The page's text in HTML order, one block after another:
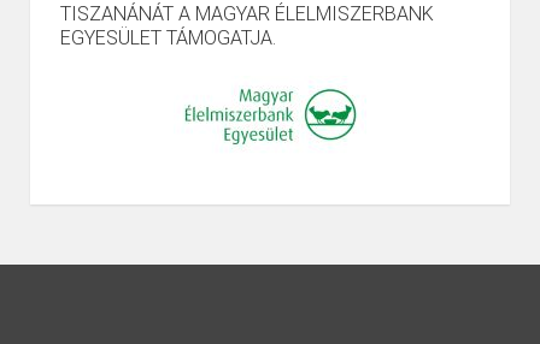
TISZANÁNÁT A MAGYAR ÉLELMISZERBANK
EGYESÜLET TÁMOGATJA.